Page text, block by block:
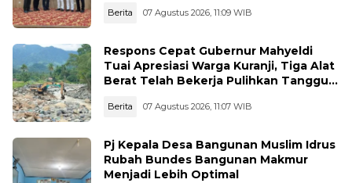
Berita 07 Agustus 2026, 11:09 WIB
Respons Cepat Gubernur Mahyeldi
Tuai Apresiasi Warga Kuranji, Tiga Alat
Berat Telah Bekerja Pulihkan Tanggul
Berita 07 Agustus 2026, 11:07 WIB
Pj Kepala Desa Bangunan Muslim Idrus
Rubah Bundes Bangunan Makmur
Menjadi Lebih Optimal